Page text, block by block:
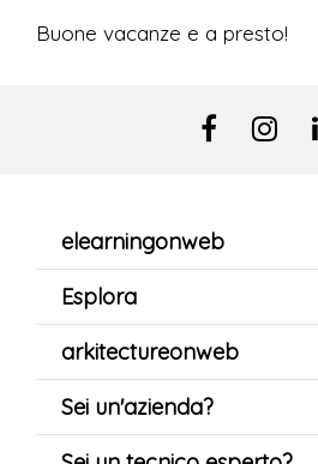
Buone vacanze e a presto!
elearningonweb
Esplora
arkitectureonweb
Sei un'azienda?